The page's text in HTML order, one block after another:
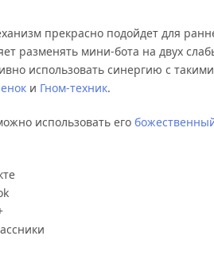
прекрасно подойдет для
разменять мини-бота на двух
использовать синергию с
и Гном-техник.
использовать его